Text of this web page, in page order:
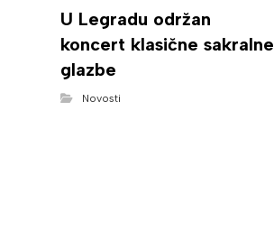
U Legradu održan
koncert klasične sakralne
glazbe
Novosti